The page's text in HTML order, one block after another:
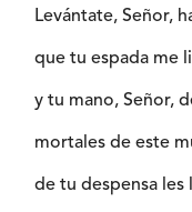
Levántate, Señor,
que tu espada me
y tu mano, Señor,
mortales de este
de tu despensa les